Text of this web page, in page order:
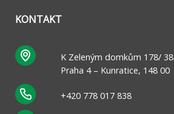
KONTAKT
K Zeleným domkům 178/ 38
Praha 4 – Kunratice, 148 00
+420 778 017 838